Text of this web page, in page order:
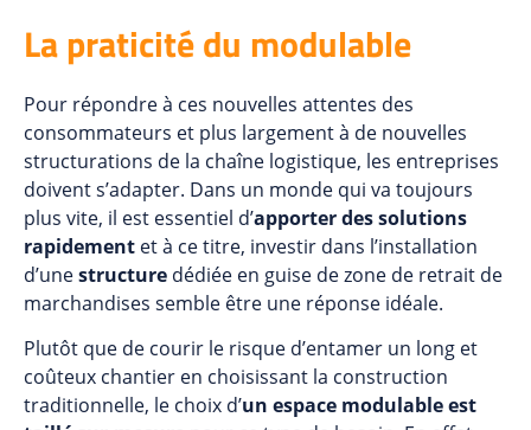
La praticité du modulable
Pour répondre à ces nouvelles attentes des
consommateurs et plus largement à de nouvelles
structurations de la chaîne logistique, les entreprises
doivent s’adapter. Dans un monde qui va toujours
plus vite, il est essentiel d’apporter des solutions
rapidement et à ce titre, investir dans l’installation
d’unestructure dédiée en guise de zone de retrait de
marchandises semble être une réponse idéale.
Plutôt que de courir le risque d’entamer un long et
coûteux chantier en choisissant la construction
traditionnelle, le choix d’un espace modulable est